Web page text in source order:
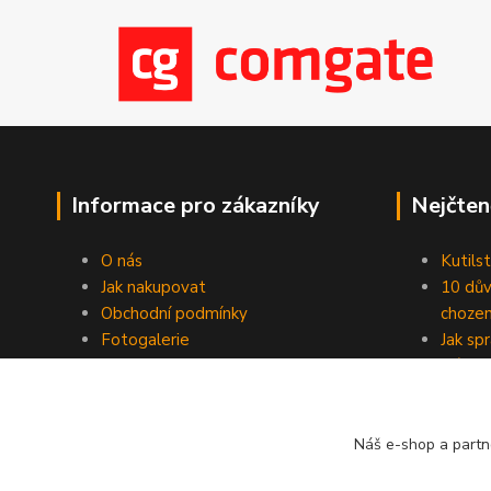
Informace pro zákazníky
O nás
Jak nakupovat
Obchodní podmínky
Fotogalerie
Kontakty
10
Jak
Náš e-shop a